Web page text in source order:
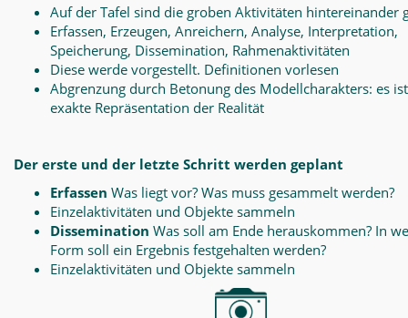
Auf der Tafel sind die groben Aktivitäten hintereinander
Erfassen, Erzeugen, Anreichern, Analyse, Interpretation,
Speicherung, Dissemination, Rahmenaktivitäten
Diese werde vorgestellt. Definitionen vorlesen
Abgrenzung durch Betonung des Modellcharakters: es
exakte Repräsentation der Realität
Der erste und der letzte Schritt werden geplant
Erfassen Was liegt vor? Was muss gesammelt werden?
Einzelaktivitäten und Objekte sammeln
Dissemination Was soll am Ende herauskommen? In
Form soll ein Ergebnis festgehalten werden?
Einzelaktivitäten und Objekte sammeln